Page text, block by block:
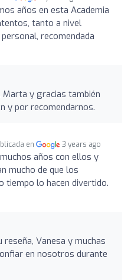
años en esta Academia
tanto a nivel
recomendada
Marta y gracias también
y por recomendarnos.
en 3 years ago
años con ellos y
mucho de que los
tiempo lo hacen divertido.
Vanesa y muchas
en nosotros durante